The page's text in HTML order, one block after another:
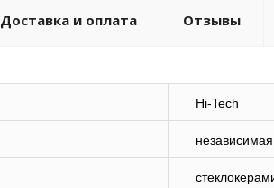
Доставка и оплата Отзывы
Hi-Tech
независимая